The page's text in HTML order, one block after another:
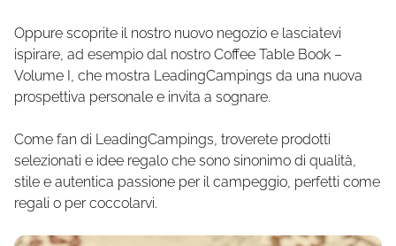
Oppure scoprite il nostro nuovo negozio e lasciatevi
ispirare, ad esempio dal nostro Coffee Table Book –
Volume I, che mostra LeadingCampings da una nuova
prospettiva personale e invita a sognare.
Come fan di LeadingCampings, troverete prodotti
selezionati e idee regalo che sono sinonimo di qualità,
stile e autentica passione per il campeggio, perfetti come
regali o per coccolarvi.